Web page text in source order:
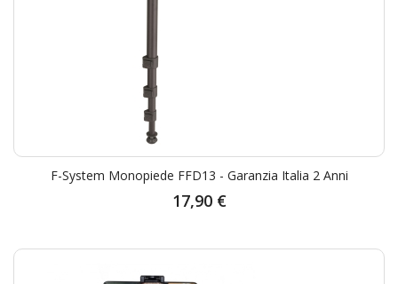
F-System Monopiede FFD13 - Garanzia Italia 2 Anni
17,90 €